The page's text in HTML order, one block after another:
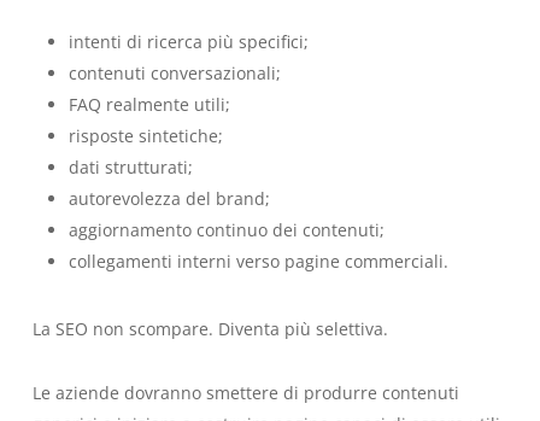
intenti di ricerca più specifici;
contenuti conversazionali;
FAQ realmente utili;
risposte sintetiche;
dati strutturati;
autorevolezza del brand;
aggiornamento continuo dei contenuti;
collegamenti interni verso pagine commerciali.
La SEO non scompare. Diventa più selettiva.
Le aziende dovranno smettere di produrre contenuti